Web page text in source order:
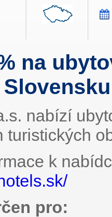
na
nabízí
turistických
k
pro: